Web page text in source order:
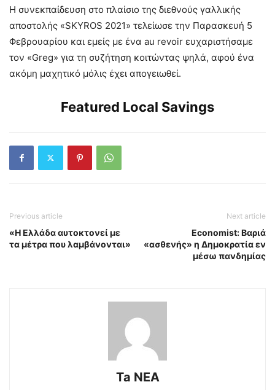
Η συνεκπαίδευση στο πλαίσιο της διεθνούς γαλλικής
αποστολής «SKYROS 2021» τελείωσε την Παρασκευή 5
Φεβρουαρίου και εμείς με ένα au revoir ευχαριστήσαμε
τον «Greg» για τη συζήτηση κοιτώντας ψηλά, αφού ένα
ακόμη μαχητικό μόλις έχει απογειωθεί.
Featured Local Savings
Previous article
«Η Ελλάδα αυτοκτονεί με
τα μέτρα που λαμβάνονται»
Next article
Economist: Βαριά
«ασθενής» η Δημοκρατία εν
μέσω πανδημίας
Ta NEA